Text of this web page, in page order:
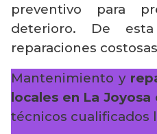
preventivo para
deterioro. De
reparaciones
Mantenimiento y
locales en La Joyosa
técnicos cualificados